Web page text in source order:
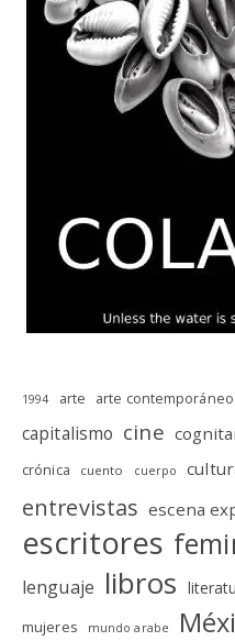
1994 arte arte contemporáneo
capitalismo cine
crónica cuento cuerpo
entrevistas escena
escritores
lenguaje libros
mujeres mundo arabe